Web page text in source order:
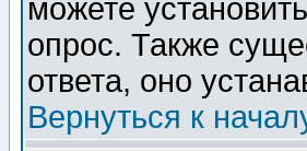
можете
опрос. Также
ответа, оно
Вернуться к